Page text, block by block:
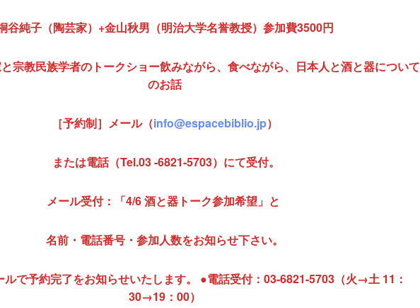
谷純子（陶芸家）+金山秋男（明治大学名誉教授）参加費3500円
宗教民族学者のトークショー飲みながら、食べながら、日本人と酒と器について
のお話
［予約制］メール（info@espacebiblio.jp）
または電話（Tel.03 -6821-5703）にて受付。
メール受付：「4/6 酒と器トーク参加希望」と
名前・電話番号・参加人数をお知らせ下さい。
ルで予約完了をお知らせいたします。 ●電話受付：03-6821-5703（火→土 11：
30→19：00）